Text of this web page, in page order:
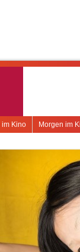
Morgen im
im Kino